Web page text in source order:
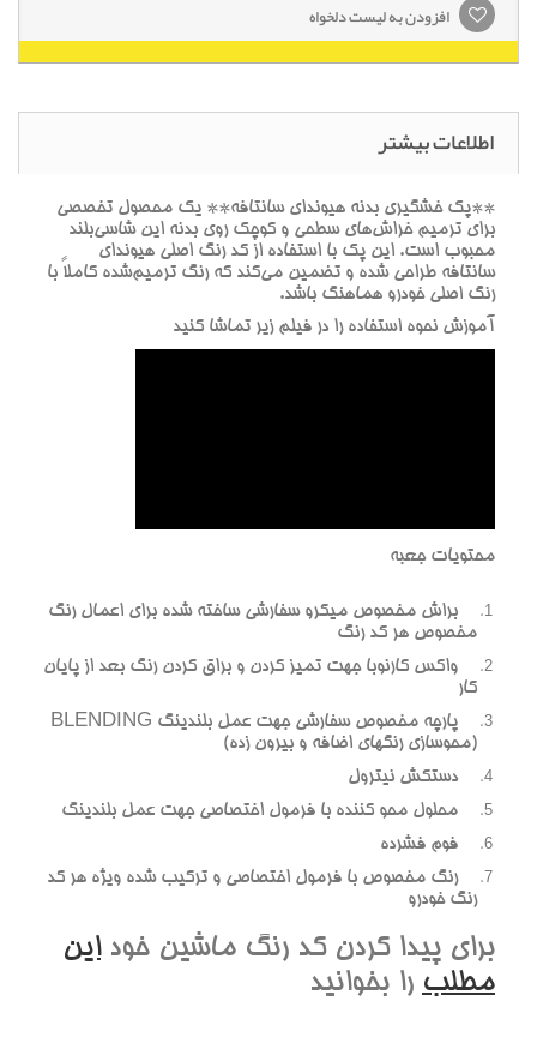
افزودن به لیست دلخواه
اطلاعات بیشتر
**پک خشگيري بدنه هيونداي سانتافه** يک محصول تخصصي
براي ترميم خراش‌هاي سطحي و کوچک روي بدنه اين شاسي‌بلند
محبوب است. اين پک با استفاده از کد رنگ اصلي هيونداي
سانتافه طراحي شده و تضمين مي‌کند که رنگ ترميم‌شده کاملاً با
رنگ اصلي خودرو هماهنگ باشد.
آموزش نحوه استفاده را در فيلم زير تماشا کنيد
محتويات جعبه
براش مخصوص ميکرو سفارشي ساخته شده براي اعمال رنگ
مخصوص هر کد رنگ
واکس کارنوبا جهت تميز کردن و براق کردن رنگ بعد از پايان
کار
پارچه مخصوص سفارشي جهت عمل بلندينگ BLENDING
(محوسازي رنگهاي اضافه و بيرون زده)
دستکش نيترول
محلول محو کننده با فرمول اختصاصي جهت عمل بلندينگ
فوم فشرده
رنگ مخصوص با فرمول اختصاصي و ترکيب شده ويژه هر کد
رنگ خودرو
براي پيدا کردن کد رنگ ماشين خوداين
مطلب را بخوانيد